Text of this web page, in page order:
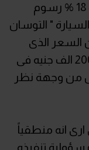
عليه الحملة عبارة عن فاتورة الشراء + 18 % رسوم
" التوسان
السعر الذى
يطرحه الوكيل للبيع يتخطى حاجز ال 200 الف جنيه فى
من وجهة نظر
انه منطقياً
تنفيذه